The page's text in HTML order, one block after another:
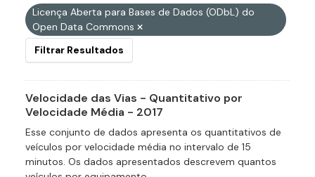
Licença Aberta para Bases de Dados (ODbL) do
Open Data Commons
Filtrar Resultados
Velocidade das Vias - Quantitativo por
Velocidade Média - 2017
Esse conjunto de dados apresenta os quantitativos de
veículos por velocidade média no intervalo de 15
minutos. Os dados apresentados descrevem quantos